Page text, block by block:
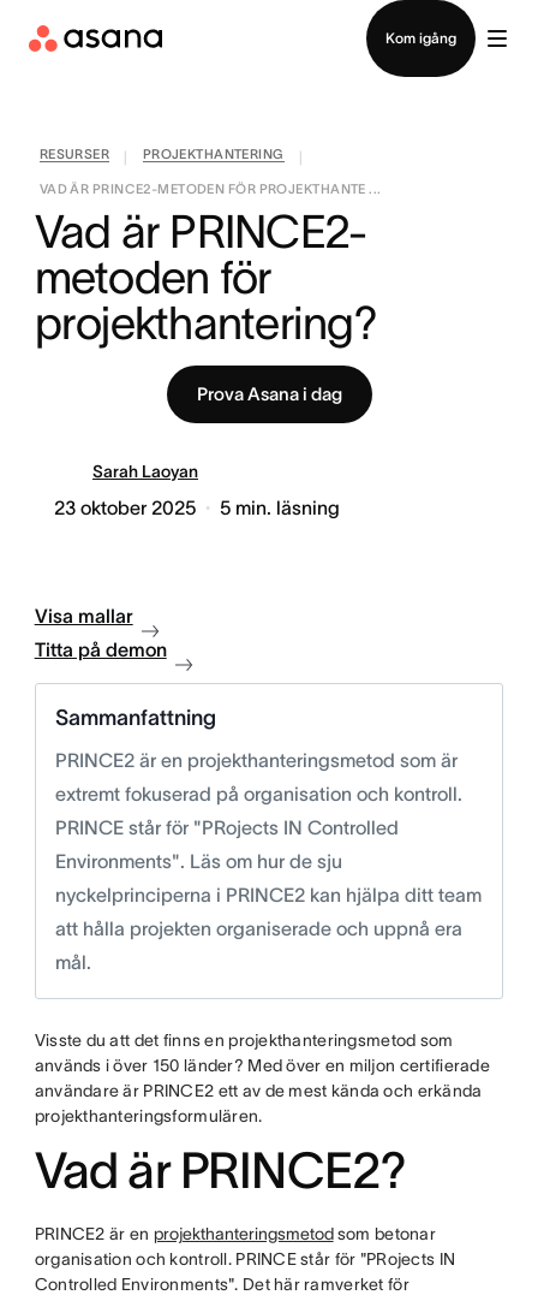
Kom igång
RESURSER PROJEKTHANTERING
VAD ÄR PRINCE2-METODEN FÖR PROJEKTHANTE ...
Vad är PRINCE2-
metoden för
projekthantering?
Prova Asana i dag
Sarah Laoyan
23 oktober 2025 5 min. läsning
Visa mallar
Titta på demon
Sammanfattning
PRINCE2 är en projekthanteringsmetod som är
extremt fokuserad på organisation och kontroll.
PRINCE står för "PRojects IN Controlled
Environments". Läs om hur de sju
nyckelprinciperna i PRINCE2 kan hjälpa ditt team
att hålla projekten organiserade och uppnå era
mål.
Visste du att det finns en projekthanteringsmetod som
används i över 150 länder? Med över en miljon certifierade
användare är PRINCE2 ett av de mest kända och erkända
projekthanteringsformulären.
Vad är PRINCE2?
PRINCE2 är en projekthanteringsmetodsom betonar
organisation och kontroll. PRINCE står för "PRojects IN
Controlled Environments". Det här ramverket för